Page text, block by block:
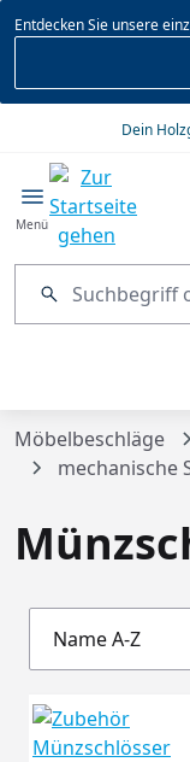
springen
Entdecken Sie unsere
Dein
Menü
Möbelbeschläge
mechanische